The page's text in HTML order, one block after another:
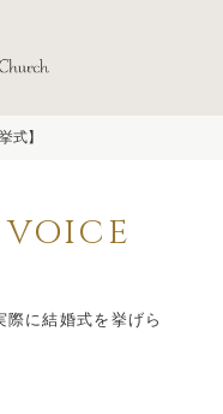
式】
際に結婚式を挙げら